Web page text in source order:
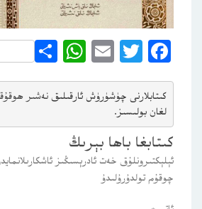
Facebook
Twitter
Email
Share
كىتابلارنى چۈشۈرۈش ئارقىلىق نەشىر
لغان بولىسىز.
كىتابغا باھا بېرىڭ
ئېلېكتىرونلۇق خەت ئادرېسىڭىز
چوقۇم تولدۇرۇلىدۇ